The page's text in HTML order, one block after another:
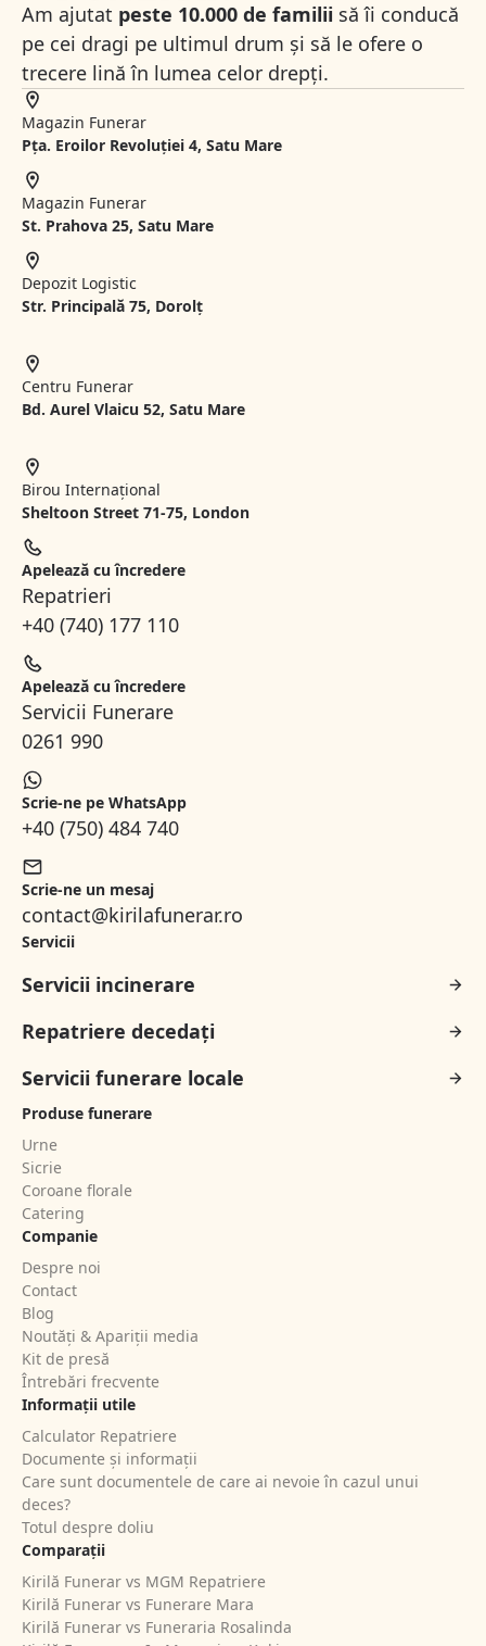
Am ajutat peste 10.000 de familii să îi conducă
pe cei dragi pe ultimul drum și să le ofere o
trecere lină în lumea celor drepți.
Magazin Funerar
Pța. Eroilor Revoluției 4, Satu Mare
Magazin Funerar
St. Prahova 25, Satu Mare
Depozit Logistic
Str. Principală 75, Dorolț
Centru Funerar
Bd. Aurel Vlaicu 52, Satu Mare
Birou Internațional
Sheltoon Street 71-75, London
Apelează cu încredere
Repatrieri
+40 (740) 177 110
Apelează cu încredere
Servicii Funerare
0261 990
Scrie-ne pe WhatsApp
+40 (750) 484 740
Scrie-ne un mesaj
contact@kirilafunerar.ro
Servicii
Servicii incinerare
Repatriere decedați
Servicii funerare locale
Produse funerare
Urne
Sicrie
Coroane florale
Catering
Companie
Despre noi
Contact
Blog
Noutăți & Apariții media
Kit de presă
Întrebări frecvente
Informații utile
Calculator Repatriere
Documente și informații
Care sunt documentele de care ai nevoie în cazul unui
deces?
Totul despre doliu
Comparații
Kirilă Funerar vs MGM Repatriere
Kirilă Funerar vs Funerare Mara
Kirilă Funerar vs Funeraria Rosalinda